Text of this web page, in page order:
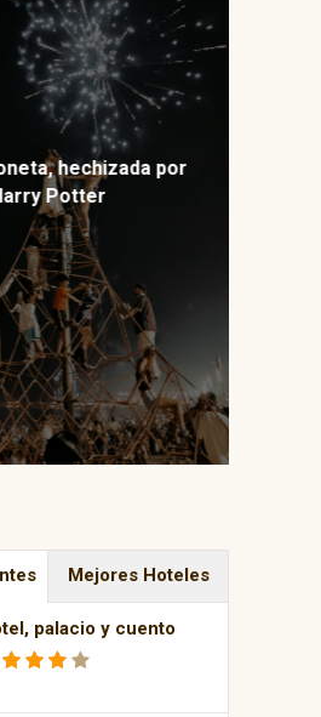
hechizada por
Potter
Mejores Hoteles
palacio y cuento